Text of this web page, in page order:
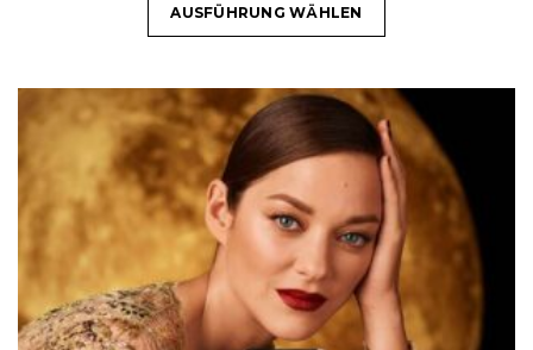
AUSFÜHRUNG WÄHLEN